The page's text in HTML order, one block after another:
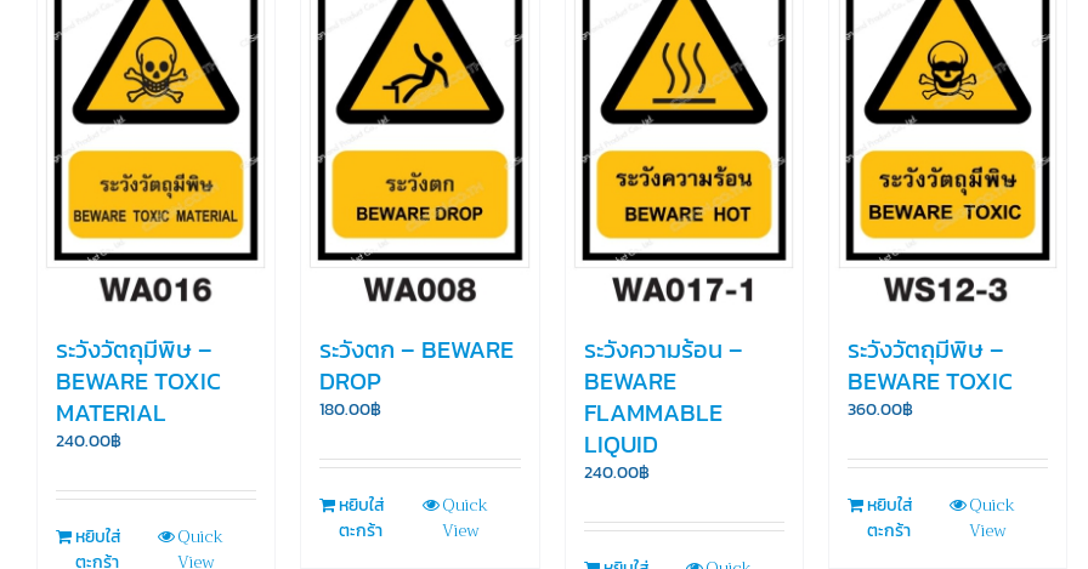
ระวังวัตถุมีพิษ –
BEWARE TOXIC
MATERIAL
240.00฿
หยิบใส่
ตะกร้า
Quick
View
ระวังตก – BEWARE
DROP
180.00฿
หยิบใส่
ตะกร้า
Quick
View
ระวังความร้อน –
BEWARE
FLAMMABLE
LIQUID
240.00฿
ระวังวัตถุมีพิษ –
BEWARE TOXIC
360.00฿
หยิบใส่
ตะกร้า
Quick
View